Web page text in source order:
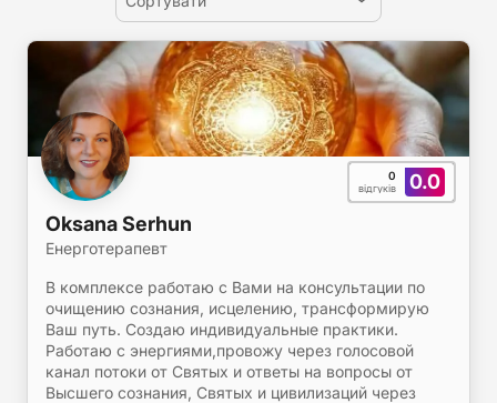
0.0
0
відгуків
Oksana Serhun
Енерготерапевт
В комплексе работаю с Вами на консультации по
очищению сознания, исцелению, трансформирую
Ваш путь. Создаю индивидуальные практики.
Работаю с энергиями,провожу через голосовой
канал потоки от Святых и ответы на вопросы от
Высшего сознания, Святых и цивилизаций через